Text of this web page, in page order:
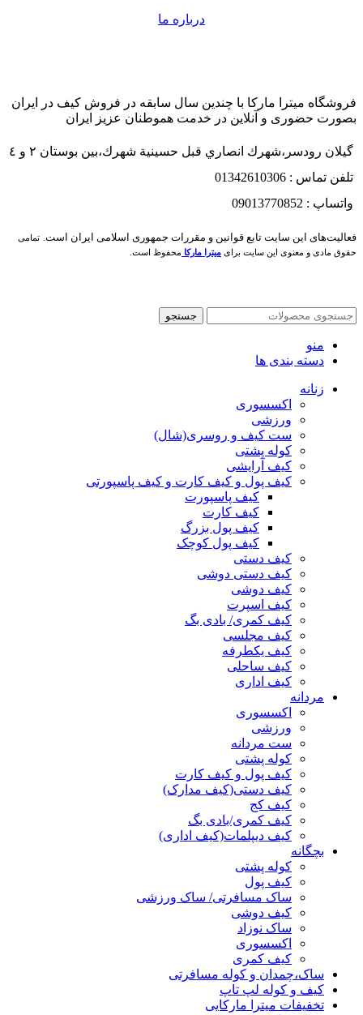
درباره ما
فروشگاه میترا مارکا با چندین سال سابقه در فروش کیف در ایران
بصورت حضوری و آنلاین در خدمت هموطنان عزیز ایران
گيلان رودسر،شهرك انصاري قبل حسينية شهرك،بين بوستان ٢ و ٤
تلفن تماس : 01342610306
واتساپ : 09013770852
فعاليت‌های اين سايت تابع قوانين و مقررات جمهوری اسلامی ايران است. تمامی
حقوق مادی و معنوی این سایت برای میترا مارکا محفوظ است.
جستجو
منو
دسته بندی ها
زنانه
اکسسوری
ورزشی
ست کیف و روسری(شال)
کوله پشتی
کیف آرایشی
کیف پول و کیف کارت و کیف پاسپورتی
کیف پاسپورت
کیف کارت
کیف پول بزرگ
کیف پول کوچک
کیف دستی
کیف دستی دوشی
کیف دوشی
کیف اسپرت
کیف کمری/ بادی بگ
کیف مجلسی
کیف یکطرفه
کیف ساحلی
کیف اداری
مردانه
اکسسوری
ورزشی
ست مردانه
کوله پشتی
کیف پول و کیف کارت
کیف دستی(کیف مدارک)
کیف کج
کیف کمری/بادی بگ
کیف دیپلمات(کیف اداری)
بچگانه
کوله پشتی
کیف پول
ساک مسافرتی/ ساک ورزشی
کیف دوشی
ساک نوزاد
اکسسوری
کیف کمری
ساک،چمدان و کوله مسافرتی
کیف و کوله لپ تاپ
تخفیفات میترا مارکایی